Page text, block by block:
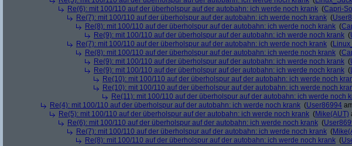
Re(6): mit 100/110 auf der überholspur auf der autobahn: ich werde noch krank (Capri-
Re(7): mit 100/110 auf der überholspur auf der autobahn: ich werde noch krank (
Re(8): mit 100/110 auf der überholspur auf der autobahn: ich werde noch krank (
Re(9): mit 100/110 auf der überholspur auf der autobahn: ich werde noch krank (
Re(7): mit 100/110 auf der überholspur auf der autobahn: ich werde noch krank (
Re(8): mit 100/110 auf der überholspur auf der autobahn: ich werde noch krank (
Re(9): mit 100/110 auf der überholspur auf der autobahn: ich werde noch krank (
Re(9): mit 100/110 auf der überholspur auf der autobahn: ich werde noch krank (
Re(10): mit 100/110 auf der überholspur auf der autobahn: ich werde noch
Re(10): mit 100/110 auf der überholspur auf der autobahn: ich werde noch
Re(11): mit 100/110 auf der überholspur auf der autobahn: ich werde noch
Re(4): mit 100/110 auf der überholspur auf der autobahn: ich werde noch krank (User86994
Re(5): mit 100/110 auf der überholspur auf der autobahn: ich werde noch krank (Mike(AUT)
Re(6): mit 100/110 auf der überholspur auf der autobahn: ich werde noch krank (
Re(7): mit 100/110 auf der überholspur auf der autobahn: ich werde noch krank (
Re(8): mit 100/110 auf der überholspur auf der autobahn: ich werde noch krank (